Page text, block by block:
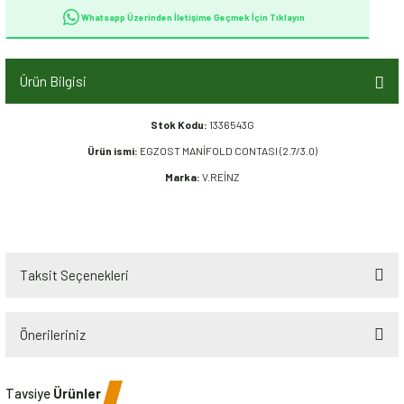
Whatsapp Üzerinden İletişime Geçmek İçin Tıklayın
Ürün Bilgisi
Stok Kodu: 1336543G
Ürün ismi: EGZOST MANİFOLD CONTASI (2.7/3.0)
Marka: V.REİNZ
Taksit Seçenekleri
Önerileriniz
Bu ürünün fiyat bilgisi, resim, ürün açıklamalarında ve diğer konularda
yetersiz gördüğünüz noktaları öneri formunu kullanarak tarafımıza
Tavsiye Ürünler